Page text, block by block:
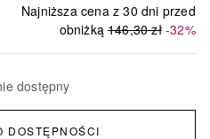
Najniższa cena z 30 dni przed
obniżką 146,30 zł-32%
dostępny
DOSTĘPNOŚCI